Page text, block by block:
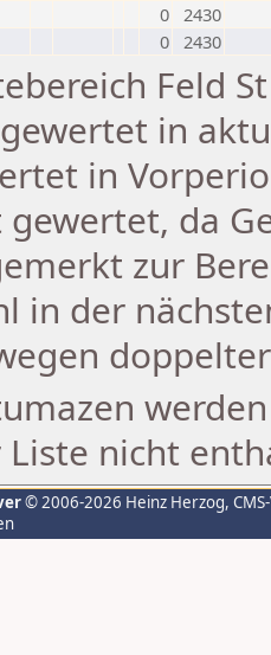
0 2430
0 2430
Feld
in
in
da
zur
in der
nicht
© 2006-2026 Heinz Herzog,